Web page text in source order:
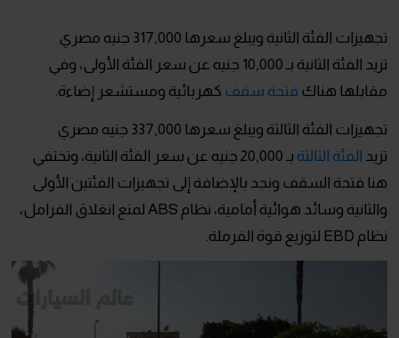
تجهيزات الفئة الثانية ويبلغ سعرها 317,000 جنيه مصري
تزيد الفئة الثانية بـ 10,000 جنيه عن سعر الفئة الأولى، وفي
مقابلها هناك فتحة سقف كهربائية ومستشعر إضاءة.
تجهيزات الفئة الثالثة ويبلغ سعرها 337,000 جنيه مصري
تزيد الفئة الثالثة
بـ 20,000 جنيه عن سعر الفئة الثانية، وتختفي
هنا فتحة السقف ونجد بالإضافة إلى تجهيزات الفئتين الأولى
والثانية وسائد هوائية أمامية، نظام ABS لمنع انغلاق الفرامل،
نظام EBD لتوزيع قوة الفرملة.